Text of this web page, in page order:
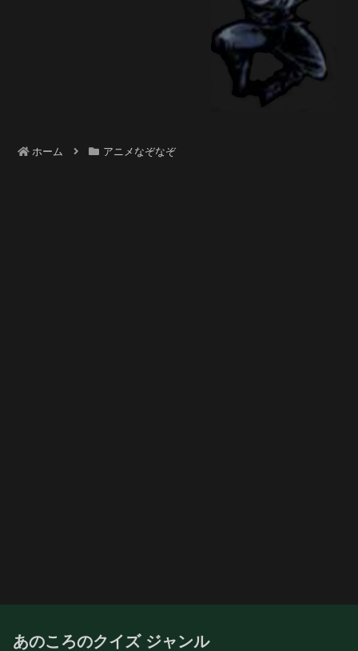
ホーム アニメなぞなぞ
あのころのクイズ ジャンル